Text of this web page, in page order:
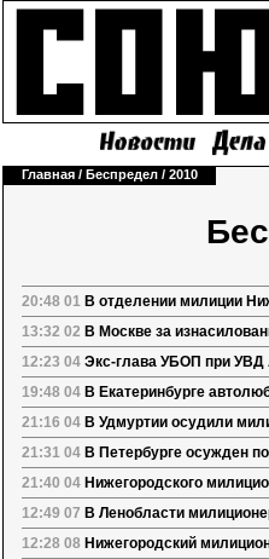
Главная / Беспредел / 2010
20:48 01 В отделении милиции
13:32 02 В Москве за
12:23 04 Экс-глава УБОП при УВД
19:48 04 В Екатеринбурге
21:16 04 В Удмуртии осудили
21:31 04 В Петербурге осужден
21:40 04 Нижегородского
12:49 07 В Ленобласти
12:28 08 Нижегородский